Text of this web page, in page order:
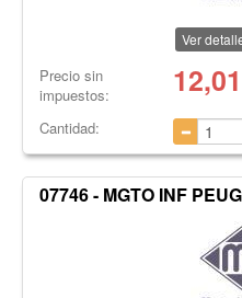
Ver
Precio sin
impuestos:
12,01
Cantidad:
07746 - MGTO INF